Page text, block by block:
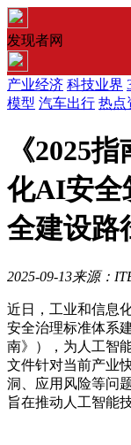
发现者网
产业经济 科技业界
模型 汽车出行 热点
《2025
化AI安全
全建设路
2025-09-13来源：
近日，工业和信息
安全治理标准体系
南》），为人工智
文件针对当前产业
洞、应用风险等问
旨在推动人工智能